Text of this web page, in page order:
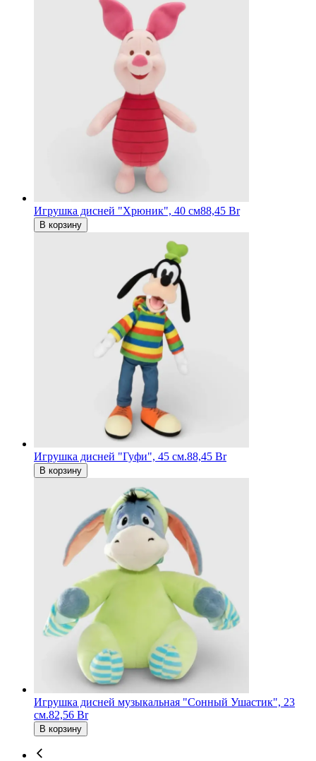
Игрушка дисней "Хрюник", 40 см88,45 Br
В корзину
Игрушка дисней "Гуфи", 45 см.88,45 Br
В корзину
Игрушка дисней музыкальная "Сонный Ушастик", 23
см.82,56 Br
В корзину